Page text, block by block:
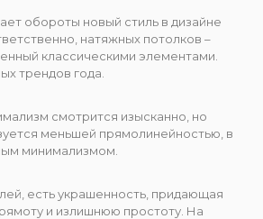
обороты новый стиль в дизайне
натяжных потолков –
классическими элементами.
трендов года.
смотрится изысканно, но
меньшей прямолинейностью, в
минимализмом.
есть украшенность, придающая
и излишнюю простоту. На